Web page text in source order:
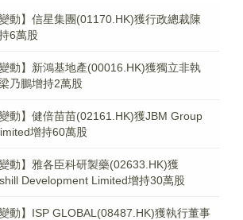
變動】信星集團(01170.HK)獲行政總裁陳
6萬股
變動】新鴻基地產(00016.HK)獲獨立非執
乃鵬增持2萬股
變動】健倍苗苗(02161.HK)獲JBM Group
增持60萬股
變動】雅各臣科研製藥(02633.HK)獲
Development Limited增持30萬股
變動】ISP GLOBAL(08487.HK)獲執行董事